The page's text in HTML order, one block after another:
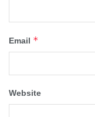
Email *
Website